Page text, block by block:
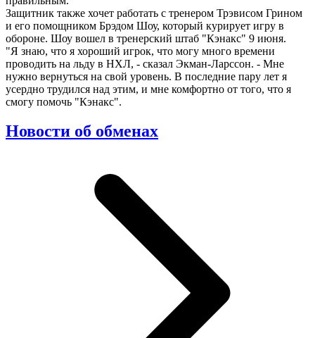
Защитник также хочет работать с тренером Трэвисом Грином
и его помощником Брэдом Шоу, который курирует игру в
обороне. Шоу вошел в тренерский штаб "Кэнакс" 9 июня.
"Я знаю, что я хороший игрок, что могу много времени
проводить на льду в НХЛ, - сказал Экман-Ларссон. - Мне
нужно вернуться на свой уровень. В последние пару лет я
усердно трудился над этим, и мне комфортно от того, что я
смогу помочь "Кэнакс".
Новости об обменах